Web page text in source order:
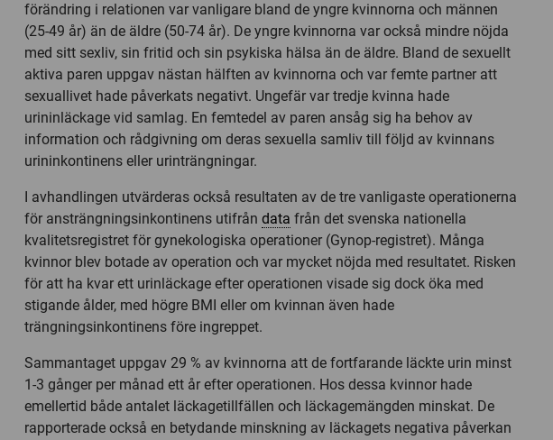
förändring i relationen var vanligare bland de yngre kvinnorna och männen
(25-49 år) än de äldre (50-74 år). De yngre kvinnorna var också mindre nöjda
med sitt sexliv, sin fritid och sin psykiska hälsa än de äldre. Bland de sexuellt
aktiva paren uppgav nästan hälften av kvinnorna och var femte partner att
sexuallivet hade påverkats negativt. Ungefär var tredje kvinna hade
urininläckage vid samlag. En femtedel av paren ansåg sig ha behov av
information och rådgivning om deras sexuella samliv till följd av kvinnans
urininkontinens eller urinträngningar.
I avhandlingen utvärderas också resultaten av de tre vanligaste operationerna
för ansträngningsinkontinens utifrån data från det svenska nationella
kvalitetsregistret för gynekologiska operationer (Gynop-registret). Många
kvinnor blev botade av operation och var mycket nöjda med resultatet. Risken
för att ha kvar ett urinläckage efter operationen visade sig dock öka med
stigande ålder, med högre BMI eller om kvinnan även hade
trängningsinkontinens före ingreppet.
Sammantaget uppgav 29 % av kvinnorna att de fortfarande läckte urin minst
1-3 gånger per månad ett år efter operationen. Hos dessa kvinnor hade
emellertid både antalet läckagetillfällen och läckagemängden minskat. De
rapporterade också en betydande minskning av läckagets negativa påverkan